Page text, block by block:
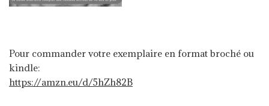
Pour commander votre exemplaire en format broché ou
kindle:
https://amzn.eu/d/5hZh82B